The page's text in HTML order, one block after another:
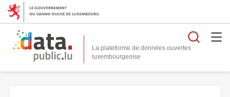
La plateforme de données ouvertes